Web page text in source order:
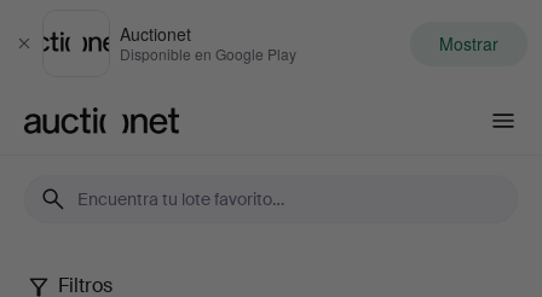
Cerrar
Auctionet
Disponible en Google Play Mostrar
Filtros